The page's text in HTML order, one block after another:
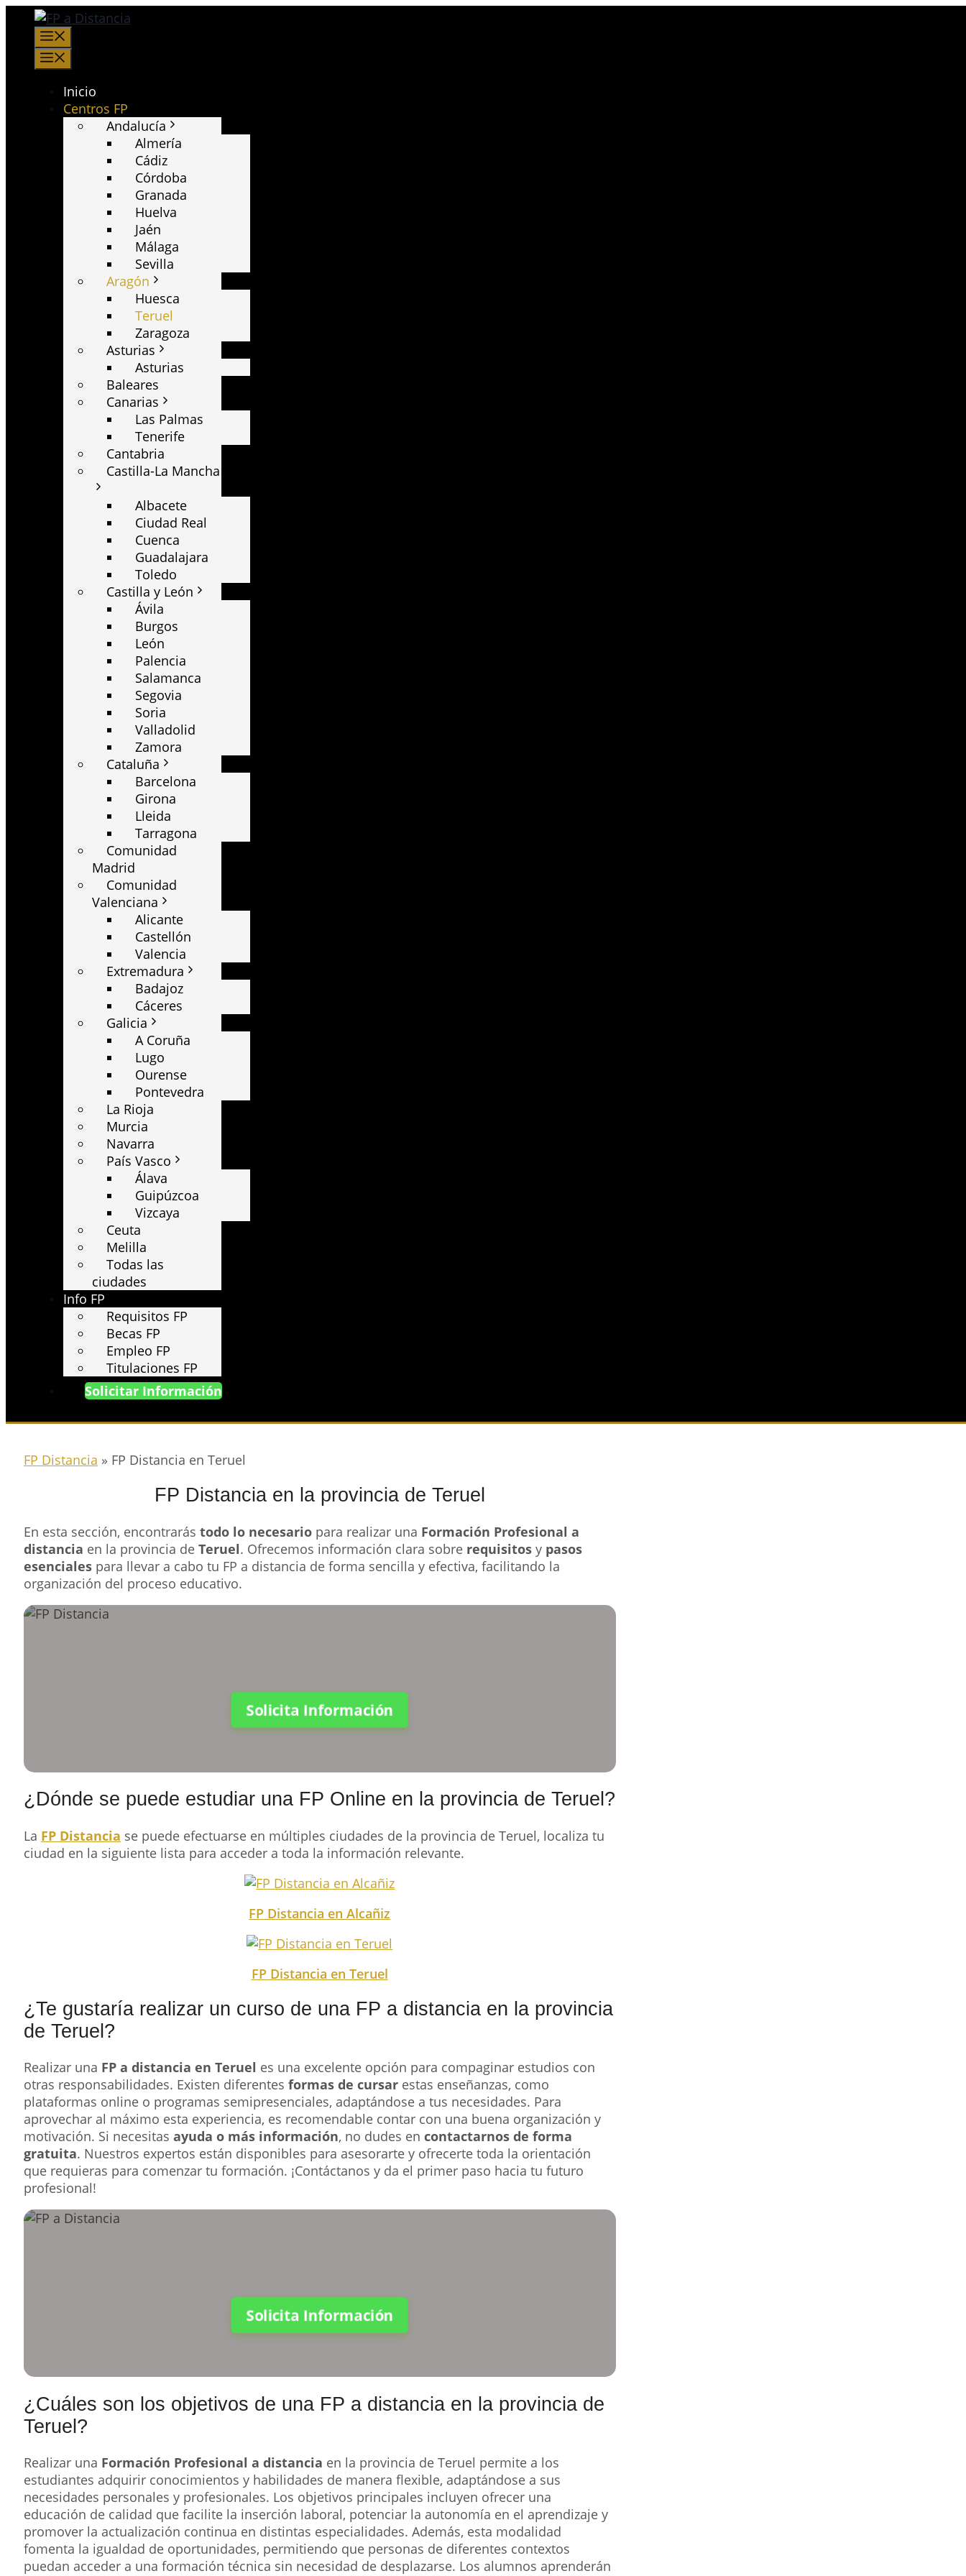
Saltar
contenido
Inicio
Centros FP
Andalucía
Almería
Cádiz
Córdoba
Granada
Huelva
Jaén
Málaga
Sevilla
Aragón
Huesca
Teruel
Zaragoza
Asturias
Asturias
Baleares
Canarias
Las Palmas
Tenerife
Cantabria
Castilla-La Mancha
Albacete
Ciudad Real
Cuenca
Guadalajara
Toledo
Castilla y León
Ávila
Burgos
León
Palencia
Salamanca
Segovia
Soria
Valladolid
Zamora
Cataluña
Barcelona
Girona
Lleida
Tarragona
Comunidad
Madrid
Comunidad
Valenciana
Alicante
Castellón
Valencia
Extremadura
Badajoz
Cáceres
Galicia
A Coruña
Lugo
Ourense
Pontevedra
La Rioja
Murcia
Navarra
País Vasco
Álava
Guipúzcoa
Vizcaya
Ceuta
Melilla
Todas las
ciudades
Info FP
Requisitos FP
Becas FP
Empleo FP
Titulaciones FP
Solicitar Información
FP Distancia » FP Distancia en Teruel
FP Distancia en la provincia de Teruel
En esta sección, encontrarás todo lo necesario para realizar una Formación Profesional a
distancia en la provincia de Teruel. Ofrecemos información clara sobre requisitos y pasos
esenciales para llevar a cabo tu FP a distancia de forma sencilla y efectiva, facilitando la
organización del proceso educativo.
Solicita Información
¿Dónde se puede estudiar una FP Online en la provincia de Teruel?
La FP Distancia se puede efectuarse en múltiples ciudades de la provincia de Teruel, localiza tu
ciudad en la siguiente lista para acceder a toda la información relevante.
FP Distancia en Alcañiz
FP Distancia en Teruel
¿Te gustaría realizar un curso de una FP a distancia en la provincia
de Teruel?
Realizar una FP a distancia en Teruel es una excelente opción para compaginar estudios con
otras responsabilidades. Existen diferentes formas de cursar estas enseñanzas, como
plataformas online o programas semipresenciales, adaptándose a tus necesidades. Para
aprovechar al máximo esta experiencia, es recomendable contar con una buena organización y
motivación. Si necesitas ayuda o más información, no dudes en contactarnos de forma
gratuita. Nuestros expertos están disponibles para asesorarte y ofrecerte toda la orientación
que requieras para comenzar tu formación. ¡Contáctanos y da el primer paso hacia tu futuro
profesional!
Solicita Información
¿Cuáles son los objetivos de una FP a distancia en la provincia de
Teruel?
Realizar una Formación Profesional a distancia en la provincia de Teruel permite a los
estudiantes adquirir conocimientos y habilidades de manera flexible, adaptándose a sus
necesidades personales y profesionales. Los objetivos principales incluyen ofrecer una
educación de calidad que facilite la inserción laboral, potenciar la autonomía en el aprendizaje y
promover la actualización continua en distintas especialidades. Además, esta modalidad
fomenta la igualdad de oportunidades, permitiendo que personas de diferentes contextos
puedan acceder a una formación técnica sin necesidad de desplazarse. Los alumnos aprenderán